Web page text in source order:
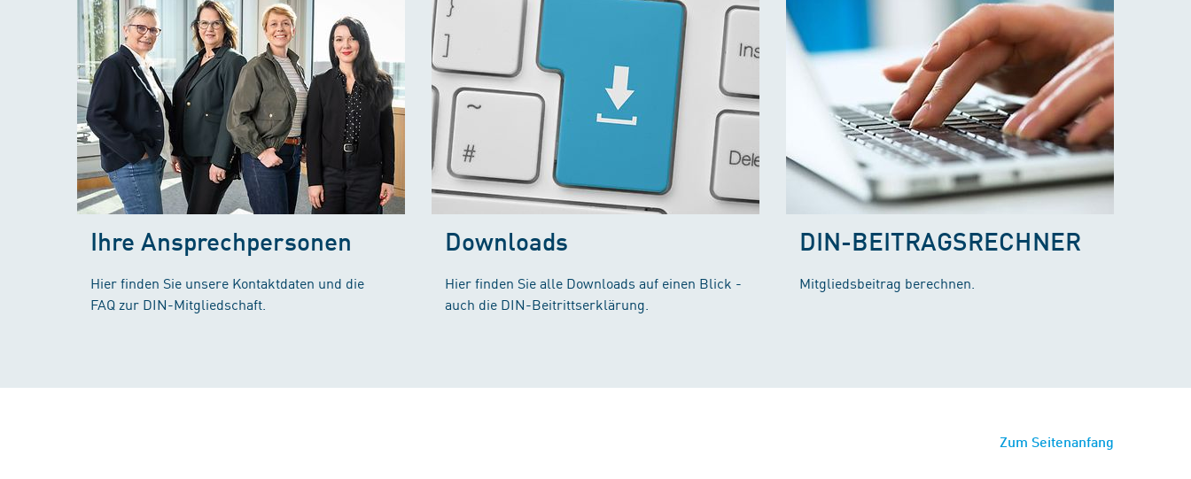
Ihre Ansprechpersonen
Hier finden Sie unsere Kontaktdaten und die
FAQ zur DIN-Mitgliedschaft.
Downloads
Hier finden Sie alle Downloads auf einen Blick -
auch die DIN-Beitrittserklärung.
DIN-BEITRAGSRECHNER
Mitgliedsbeitrag berechnen.
Zum Seitenanfang